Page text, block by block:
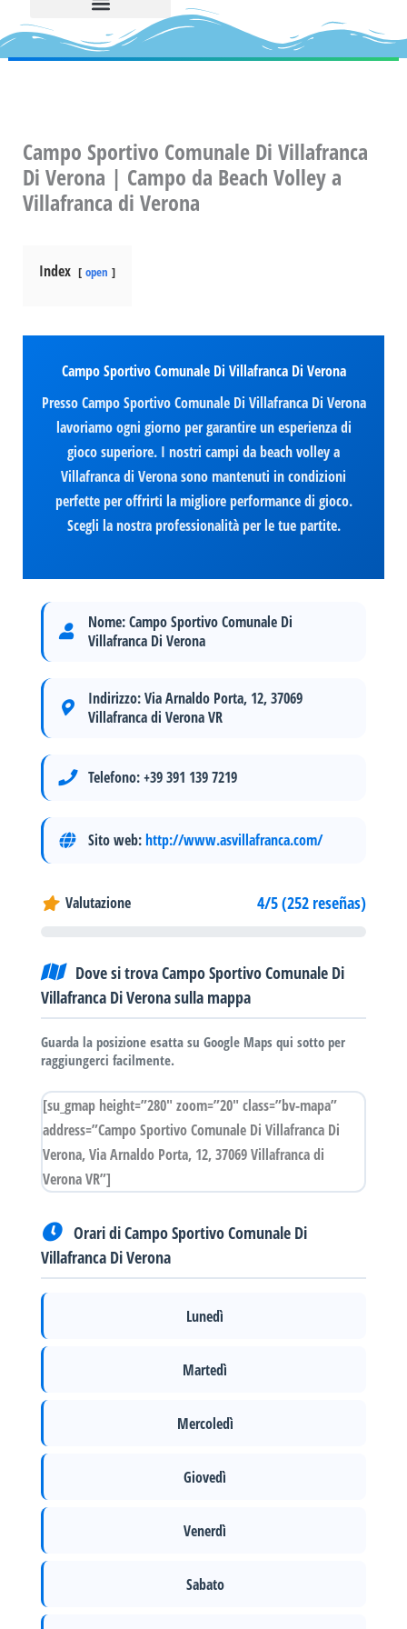
Campo Sportivo Comunale Di Villafranca
Di Verona | Campo da Beach Volley a
Villafranca di Verona
Index open
Campo Sportivo Comunale Di Villafranca Di Verona
Presso Campo Sportivo Comunale Di Villafranca Di Verona
lavoriamo ogni giorno per garantire un esperienza di
gioco superiore. I nostri campi da beach volley a
Villafranca di Verona sono mantenuti in condizioni
perfette per offrirti la migliore performance di gioco.
Scegli la nostra professionalità per le tue partite.
Nome:Campo Sportivo Comunale Di
Villafranca Di Verona
Indirizzo:Via Arnaldo Porta, 12, 37069
Villafranca di Verona VR
Telefono:+39 391 139 7219
Sito web:http://www.asvillafranca.com/
Valutazione 4/5 (252 reseñas)
Dove si trova Campo Sportivo Comunale Di
Villafranca Di Verona sulla mappa
Guarda la posizione esatta su Google Maps qui sotto per
raggiungerci facilmente.
[su_gmap height=”280″ zoom=”20″ class=”bv-mapa”
address=”Campo Sportivo Comunale Di Villafranca Di
Verona, Via Arnaldo Porta, 12, 37069 Villafranca di
Verona VR”]
Orari di Campo Sportivo Comunale Di
Villafranca Di Verona
Lunedì
Martedì
Mercoledì
Giovedì
Venerdì
Sabato